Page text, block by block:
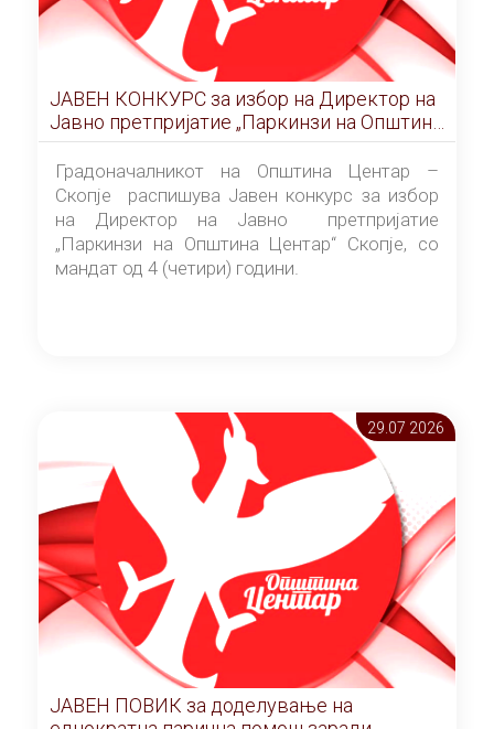
ЈАВЕН КОНКУРС за избор на Директор на
Јавно претпријатие „Паркинзи на Општина
Центар“ – Скопје
Градоначалникот на Општина Центар –
Скопје распишува Јавен конкурс за избор
на Директор на Јавно претпријатие
„Паркинзи на Општина Центар“ Скопје, со
мандат од 4 (четири) години.
29.07 2026
ЈАВЕН ПОВИК за доделување на